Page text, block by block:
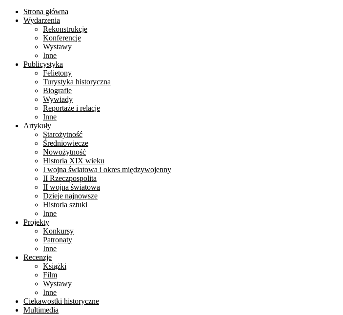
Strona główna
Wydarzenia
Rekonstrukcje
Konferencje
Wystawy
Inne
Publicystyka
Felietony
Turystyka historyczna
Biografie
Wywiady
Reportaże i relacje
Inne
Artykuły
Starożytność
Średniowiecze
Nowożytność
Historia XIX wieku
I wojna światowa i okres międzywojenny
II Rzeczpospolita
II wojna światowa
Dzieje najnowsze
Historia sztuki
Inne
Projekty
Konkursy
Patronaty
Inne
Recenzje
Książki
Film
Wystawy
Inne
Ciekawostki historyczne
Multimedia